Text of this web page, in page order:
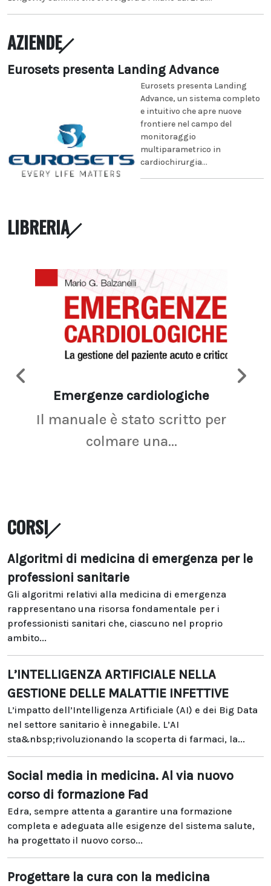
AZIENDE
Eurosets presenta Landing Advance
Eurosets presenta Landing
Advance, un sistema completo
e intuitivo che apre nuove
frontiere nel campo del
monitoraggio
multiparametrico in
cardiochirurgia...
LIBRERIA
Emergenze cardiologiche
Il manuale è stato scritto per
colmare una...
CORSI
Algoritmi di medicina di emergenza per le
professioni sanitarie
Gli algoritmi relativi alla medicina di emergenza
rappresentano una risorsa fondamentale per i
professionisti sanitari che, ciascuno nel proprio
ambito...
L’INTELLIGENZA ARTIFICIALE NELLA
GESTIONE DELLE MALATTIE INFETTIVE
L’impatto dell’Intelligenza Artificiale (AI) e dei Big Data
nel settore sanitario è innegabile. L’AI
sta&nbsp;rivoluzionando la scoperta di farmaci, la...
Social media in medicina. Al via nuovo
corso di formazione Fad
Edra, sempre attenta a garantire una formazione
completa e adeguata alle esigenze del sistema salute,
ha progettato il nuovo corso...
Progettare la cura con la medicina